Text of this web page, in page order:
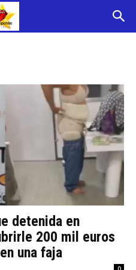
detenida en
200 mil euros
una faja